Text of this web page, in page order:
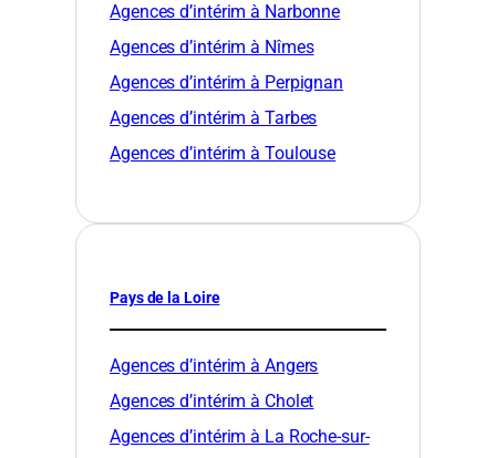
Agences d’intérim à Narbonne
Agences d’intérim à Nîmes
Agences d’intérim à Perpignan
Agences d’intérim à Tarbes
Agences d’intérim à Toulouse
Pays de la Loire
Agences d’intérim à Angers
Agences d’intérim à Cholet
Agences d’intérim à La Roche-sur-